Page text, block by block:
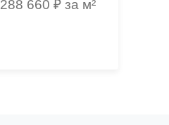
288 660 ₽ за м²